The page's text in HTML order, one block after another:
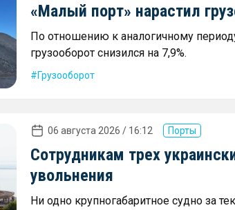
«Малый порт» нарастил
По отношению к аналогичному
грузооборот снизился на 7,9%.
Грузооборот
06 августа 2026 / 16:12 Порты
Сотрудникам трех
увольнения
Ни одно крупногабаритное судно за